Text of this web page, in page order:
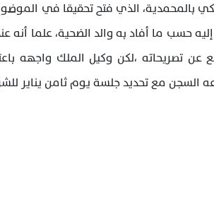
بالمحمدية، الذي فتح تحقيقا في
حسب ما أفاد به والد الضحية، علما أنه
عن تصريحاته ،لكن وكيل الملك واجهه
السجن مع تحديد جلسة يوم ثامن يناير